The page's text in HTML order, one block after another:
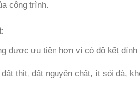
công trình.
được ưu tiên hơn vì có độ kết dính
đất thịt, đất nguyên chất, ít sỏi đá,